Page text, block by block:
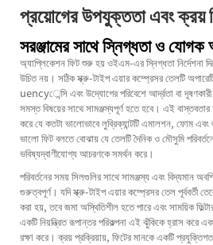
প্রয়োগের উপযুক্ততা এবং ক্রয়
সরঞ্জামের সাথে স্নিগ্ধতা ও যোগক
অ্যাপ্লিকেশন ফিট শুরু হয় ওইএম-এর স্নিগ্ধতা নির্দেশনা
উচিত নয়। সঠিক স্ক্রু-টাইপ এয়ার কম্প্রেসর তেলটি
uencyেন্সি এবং উদ্যোগের পরিবেশে আর্দ্রতা বা
সমস্ত বিষয়ের সাথে সামঞ্জস্যপূর্ণ হতে হবে। এই
করে যে কতটা ভালোভাবে লুব্রিক্যান্টটি এমালশন, ফোম এবং
ভালো ফিট বলতে বোঝায় যে তেলটি দৈনিক ও মৌসুমি
ভবিষ্যদ্বাণীযোগ্য আচরণকে সমর্থন করে।
পরিবর্তনের সময় সিলগুলির সাথে সামঞ্জস্য এবং বিদ্যমান
গুরুত্বপূর্ণ। যদি স্ক্রু-টাইপ এয়ার কম্প্রেসর তেল পূর্ববর্তী
করা হয়, তবে জমা অস্থিতিশীল হতে পারে এবং সাময়িক ফিল্টার
একটি নিয়ন্ত্রিত রূপান্তর পরিকল্পনা এই ঝুঁকিকে হ্রাস করে
রক্ষা করে। ক্রয় প্রক্রিয়ায়, ফিটের মানকে একটি প্রযুক্তিগত